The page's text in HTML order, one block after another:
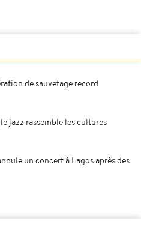
de sauvetage record
jazz rassemble les cultures
un concert à Lagos après des